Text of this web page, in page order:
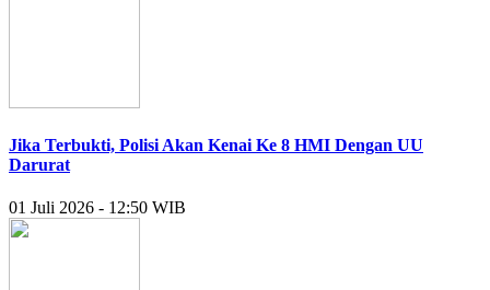
Jika Terbukti, Polisi Akan Kenai Ke 8 HMI Dengan UU
Darurat
01 Juli 2026 - 12:50 WIB